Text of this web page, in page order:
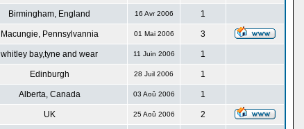
Birmingham, England 16 Avr 2006 1
Macungie, Pennsylvannia 01 Mai 2006 3
whitley bay,tyne and wear 11 Juin 2006 1
Edinburgh 28 Juil 2006 1
Alberta, Canada 03 Aoû 2006 1
UK 25 Aoû 2006 2